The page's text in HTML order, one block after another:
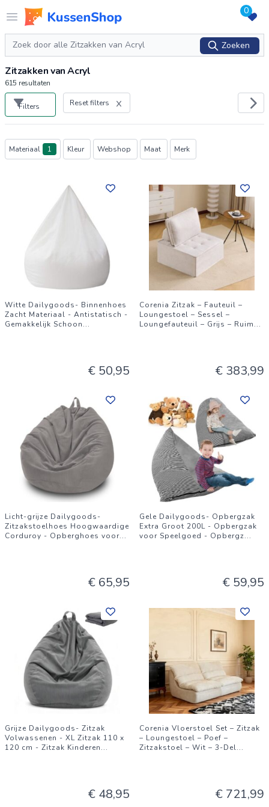
Open menu
Logo www.kussenshop.nl 0
Zoeken
Zoeken
Zitzakken van Acryl
615 resultaten
Filters Reset filters
Producten
Materiaal 1 Kleur Webshop Maat Merk
Witte Dailygoods- Binnenhoes
Zacht Materiaal - Antistatisch -
Gemakkelijk Schoon...
€ 50,95
Corenia Zitzak – Fauteuil –
Loungestoel – Sessel –
Loungefauteuil – Grijs – Ruim...
€ 383,99
Licht-grijze Dailygoods-
Zitzakstoelhoes Hoogwaardige
Corduroy - Opberghoes voor...
€ 65,95
Gele Dailygoods- Opbergzak
Extra Groot 200L - Opbergzak
voor Speelgoed - Opbergz...
€ 59,95
Grijze Dailygoods- Zitzak
Volwassenen - XL Zitzak 110 x
120 cm - Zitzak Kinderen...
€ 48,95
Corenia Vloerstoel Set – Zitzak
– Loungestoel – Poef –
Zitzakstoel – Wit – 3-Del...
€ 721,99